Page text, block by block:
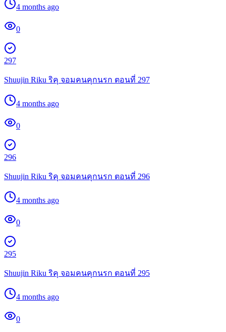
4 months ago
0
297
Shuujin Riku ริคุ จอมคนคุกนรก ตอนที่ 297
4 months ago
0
296
Shuujin Riku ริคุ จอมคนคุกนรก ตอนที่ 296
4 months ago
0
295
Shuujin Riku ริคุ จอมคนคุกนรก ตอนที่ 295
4 months ago
0